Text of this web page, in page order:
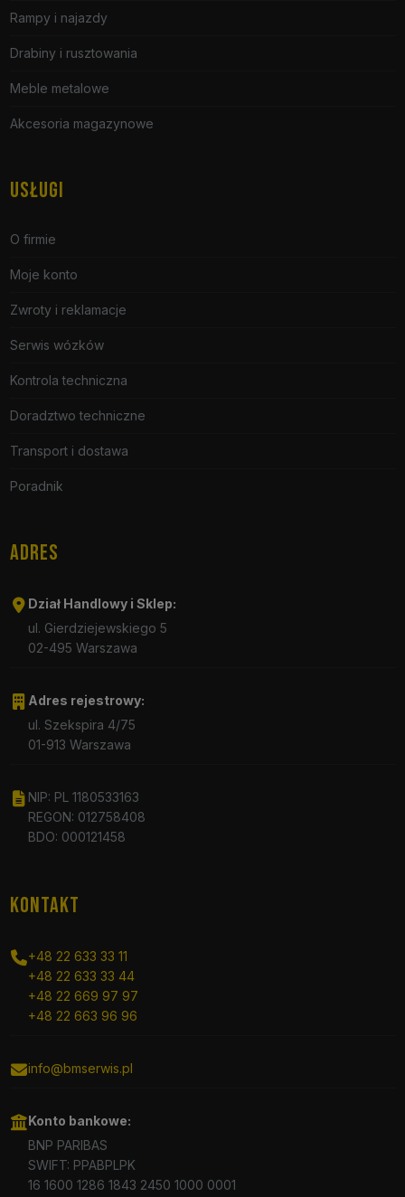
Rampy i najazdy
Drabiny i rusztowania
Meble metalowe
Akcesoria magazynowe
USŁUGI
O firmie
Moje konto
Zwroty i reklamacje
Serwis wózków
Kontrola techniczna
Doradztwo techniczne
Transport i dostawa
Poradnik
ADRES
Dział Handlowy i Sklep:
ul. Gierdziejewskiego 5
02-495 Warszawa
Adres rejestrowy:
ul. Szekspira 4/75
01-913 Warszawa
NIP: PL 1180533163
REGON: 012758408
BDO: 000121458
KONTAKT
+48 22 633 33 11
+48 22 633 33 44
+48 22 669 97 97
+48 22 663 96 96
info@bmserwis.pl
Konto bankowe:
BNP PARIBAS
SWIFT: PPABPLPK
16 1600 1286 1843 2450 1000 0001